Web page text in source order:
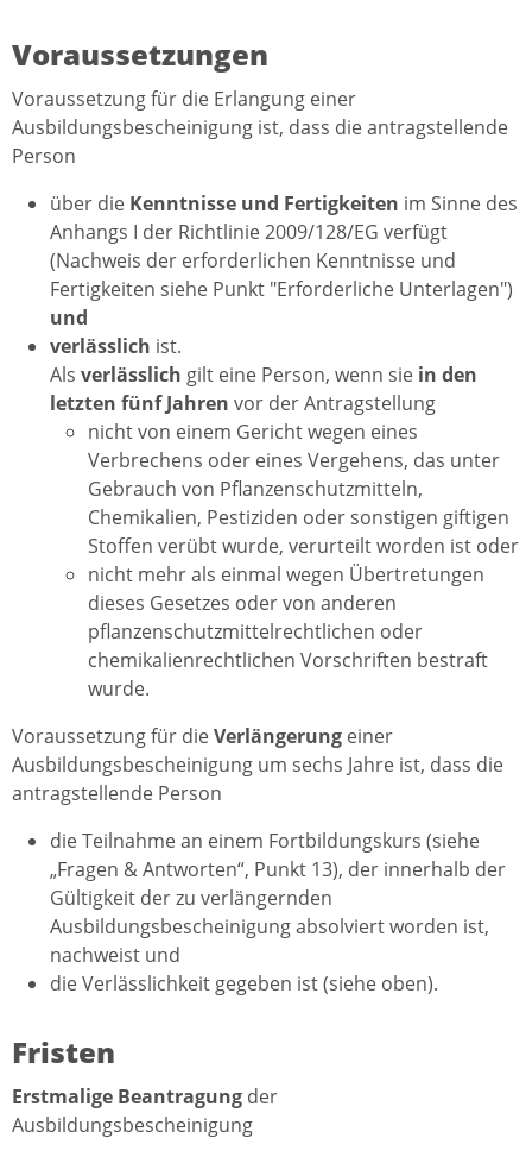
Voraussetzungen
Voraussetzung für die Erlangung einer
Ausbildungsbescheinigung ist, dass die antragstellende
Person
über die Kenntnisse und Fertigkeiten im Sinne des
Anhangs I der Richtlinie 2009/128/EG verfügt
(Nachweis der erforderlichen Kenntnisse und
Fertigkeiten siehe Punkt "Erforderliche Unterlagen")
und
verlässlich ist.
Als verlässlich gilt eine Person, wenn sie in den
letzten fünf Jahren vor der Antragstellung
nicht von einem Gericht wegen eines
Verbrechens oder eines Vergehens, das unter
Gebrauch von Pflanzenschutzmitteln,
Chemikalien, Pestiziden oder sonstigen giftigen
Stoffen verübt wurde, verurteilt worden ist oder
nicht mehr als einmal wegen Übertretungen
dieses Gesetzes oder von anderen
pflanzenschutzmittelrechtlichen oder
chemikalienrechtlichen Vorschriften bestraft
wurde.
Voraussetzung für dieVerlängerung einer
Ausbildungsbescheinigung um sechs Jahre ist, dass die
antragstellende Person
die Teilnahme an einem Fortbildungskurs (siehe
„Fragen & Antworten“, Punkt 13), der innerhalb der
Gültigkeit der zu verlängernden
Ausbildungsbescheinigung absolviert worden ist,
nachweist und
die Verlässlichkeit gegeben ist (siehe oben).
Fristen
Erstmalige Beantragung der
Ausbildungsbescheinigung